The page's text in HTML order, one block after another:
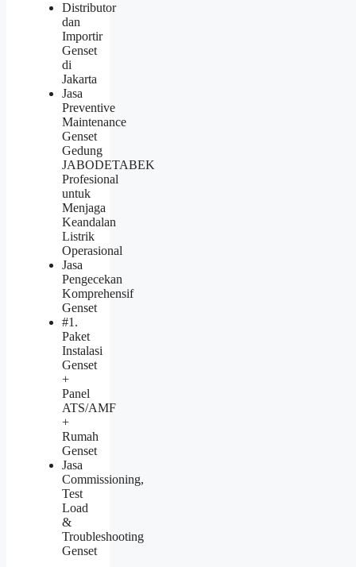
Distributor
dan
Importir
Genset
di
Jakarta
Jasa
Preventive
Maintenance
Genset
Gedung
JABODETABEK
Profesional
untuk
Menjaga
Keandalan
Listrik
Operasional
Jasa
Pengecekan
Komprehensif
Genset
#1.
Paket
Instalasi
Genset
+
Panel
ATS/AMF
+
Rumah
Genset
Jasa
Commissioning,
Test
Load
&
Troubleshooting
Genset